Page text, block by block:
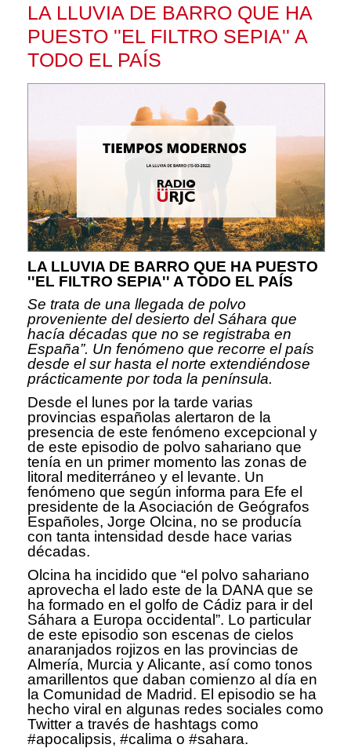
LA LLUVIA DE BARRO QUE HA
PUESTO ''EL FILTRO SEPIA'' A
TODO EL PAÍS
LA LLUVIA DE BARRO QUE HA PUESTO
''EL FILTRO SEPIA'' A TODO EL PAÍS
Se trata de una llegada de polvo
proveniente del desierto del Sáhara que
hacía décadas que no se registraba en
España”. Un fenómeno que recorre el país
desde el sur hasta el norte extendiéndose
prácticamente por toda la península.
Desde el lunes por la tarde varias
provincias españolas alertaron de la
presencia de este fenómeno excepcional y
de este episodio de polvo sahariano que
tenía en un primer momento las zonas de
litoral mediterráneo y el levante. Un
fenómeno que según informa para Efe el
presidente de la Asociación de Geógrafos
Españoles, Jorge Olcina, no se producía
con tanta intensidad desde hace varias
décadas.
Olcina ha incidido que “el polvo sahariano
aprovecha el lado este de la DANA que se
ha formado en el golfo de Cádiz para ir del
Sáhara a Europa occidental”. Lo particular
de este episodio son escenas de cielos
anaranjados rojizos en las provincias de
Almería, Murcia y Alicante, así como tonos
amarillentos que daban comienzo al día en
la Comunidad de Madrid. El episodio se ha
hecho viral en algunas redes sociales como
Twitter a través de hashtags como
#apocalipsis, #calima o #sahara.